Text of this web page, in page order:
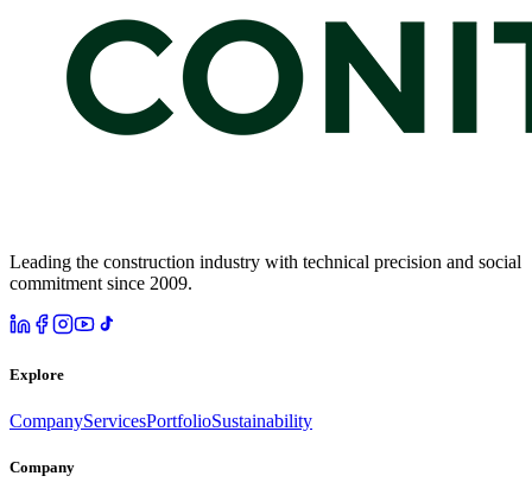
Leading the construction industry with technical precision and social
commitment since 2009.
Explore
CompanyServicesPortfolioSustainability
Company